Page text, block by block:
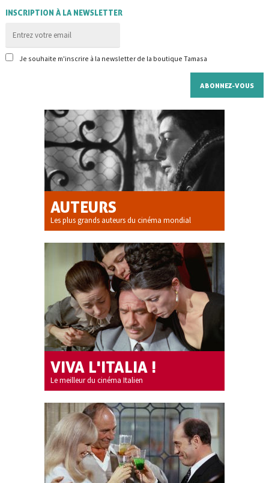
INSCRIPTION À LA NEWSLETTER
Je souhaite m'inscrire à la newsletter de la boutique Tamasa
AUTEURS
Les plus grands auteurs du cinéma mondial
VIVA L'ITALIA !
Le meilleur du cinéma Italien